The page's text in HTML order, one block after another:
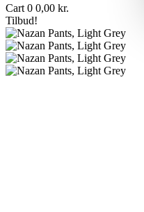
Cart 0 0,00 kr.
Tilbud!